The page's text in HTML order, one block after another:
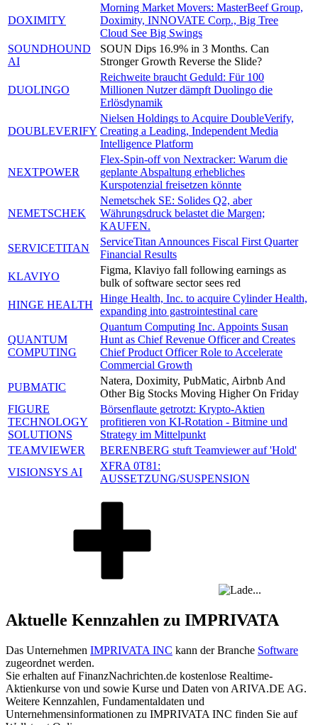
DOXIMITY
Morning Market Movers: MasterBeef Group,
Doximity, INNOVATE Corp., Big Tree
Cloud See Big Swings
SOUNDHOUND
AI
SOUN Dips 16.9% in 3 Months. Can
Stronger Growth Reverse the Slide?
DUOLINGO
Reichweite braucht Geduld: Für 100
Millionen Nutzer dämpft Duolingo die
Erlösdynamik
DOUBLEVERIFY
Nielsen Holdings to Acquire DoubleVerify,
Creating a Leading, Independent Media
Intelligence Platform
NEXTPOWER
Flex-Spin-off von Nextracker: Warum die
geplante Abspaltung erhebliches
Kurspotenzial freisetzen könnte
NEMETSCHEK
Nemetschek SE: Solides Q2, aber
Währungsdruck belastet die Margen;
KAUFEN.
SERVICETITAN
ServiceTitan Announces Fiscal First Quarter
Financial Results
KLAVIYO
Figma, Klaviyo fall following earnings as
bulk of software sector sees red
HINGE HEALTH
Hinge Health, Inc. to acquire Cylinder Health,
expanding into gastrointestinal care
QUANTUM
COMPUTING
Quantum Computing Inc. Appoints Susan
Hunt as Chief Revenue Officer and Creates
Chief Product Officer Role to Accelerate
Commercial Growth
PUBMATIC
Natera, Doximity, PubMatic, Airbnb And
Other Big Stocks Moving Higher On Friday
FIGURE
TECHNOLOGY
SOLUTIONS
Börsenflaute getrotzt: Krypto-Aktien
profitieren von KI-Rotation - Bitmine und
Strategy im Mittelpunkt
TEAMVIEWER
BERENBERG stuft Teamviewer auf 'Hold'
VISIONSYS AI
XFRA 0T81:
AUSSETZUNG/SUSPENSION
Aktuelle Kennzahlen zu IMPRIVATA
Das Unternehmen IMPRIVATA INC kann der Branche Software
zugeordnet werden.
Sie erhalten auf FinanzNachrichten.de kostenlose Realtime-
Aktienkurse von und sowie Kurse und Daten von ARIVA.DE AG.
Weitere Kennzahlen, Fundamentaldaten und
Unternehmensinformationen zu IMPRIVATA INC finden Sie auf